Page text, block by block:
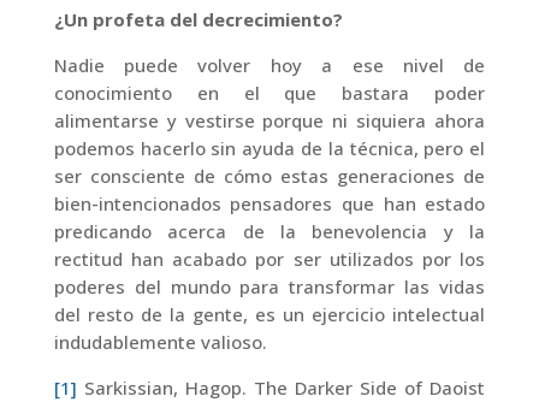
¿Un profeta del decrecimiento?
Nadie puede volver hoy a ese nivel de
conocimiento en el que bastara poder
alimentarse y vestirse porque ni siquiera ahora
podemos hacerlo sin ayuda de la técnica, pero el
ser consciente de cómo estas generaciones de
bien-intencionados pensadores que han estado
predicando acerca de la benevolencia y la
rectitud han acabado por ser utilizados por los
poderes del mundo para transformar las vidas
del resto de la gente, es un ejercicio intelectual
indudablemente valioso.
[1] Sarkissian, Hagop. The Darker Side of Daoist